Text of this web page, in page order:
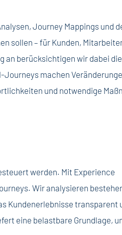
Journey Mappings und
sollen – für Kunden,
an berücksichtigen wir dabei die
machen
und notwendige
werden. Mit Experience
Wir analysieren
Kundenerlebnisse transparent
eine belastbare Grundlage,